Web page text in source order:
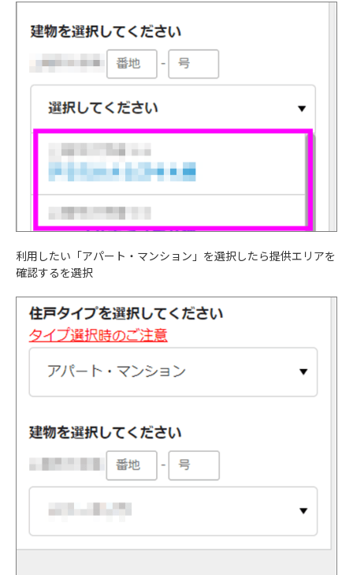
利用したい「アパート・マンション」を選択したら提供エリアを
確認するを選択